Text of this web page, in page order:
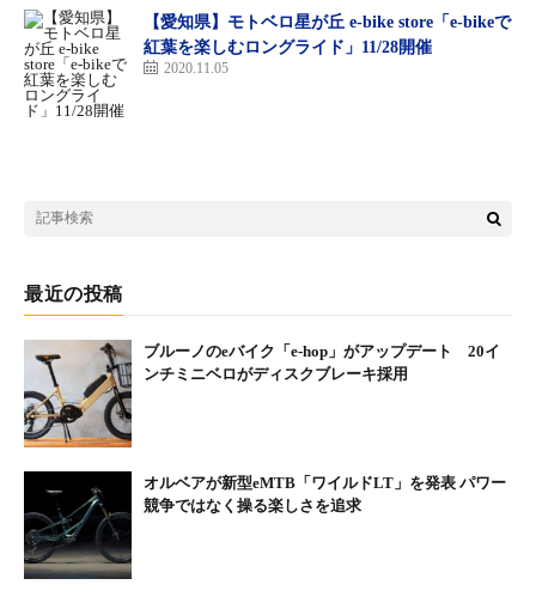
オーナー向けライドイベント「ビアンキライド2024」がリソルの
森で開催される。
ロードバイク「オルトレRC」試乗会の様子（2023年3月
「resol no mori Gravel Link」 「E-SUV」試乗
営業時間： 平日11:00～15:00（最終受付14:00）、土日祝10:00～
16:00（最終受付15:00）＊木曜定休
【愛知県】モトベロ星が丘 e-bike store「e-bikeで
紅葉を楽しむロングライド」11/28開催
2020.11.05
最近の投稿
ブルーノのeバイク「e-hop」がアップデート 20イ
ンチミニベロがディスクブレーキ採用
オルベアが新型eMTB「ワイルドLT」を発表 パワー
競争ではなく操る楽しさを追求